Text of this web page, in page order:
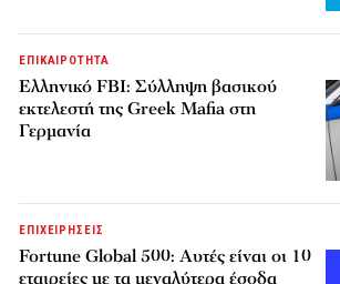
ΕΠΙΚΑΙΡΟΤΗΤΑ
Ελληνικό FBI: Σύλληψη βασικού
εκτελεστή της Greek Mafia στη
Γερμανία
ΕΠΙΧΕΙΡΗΣΕΙΣ
Fortune Global 500: Αυτές είναι οι 10
εταιρείες με τα μεγαλύτερα έσοδα